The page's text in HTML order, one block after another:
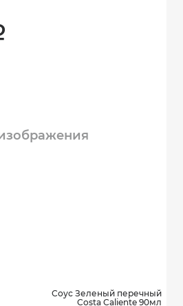
Соус Зеленый перечный
Costa Caliente 90мл